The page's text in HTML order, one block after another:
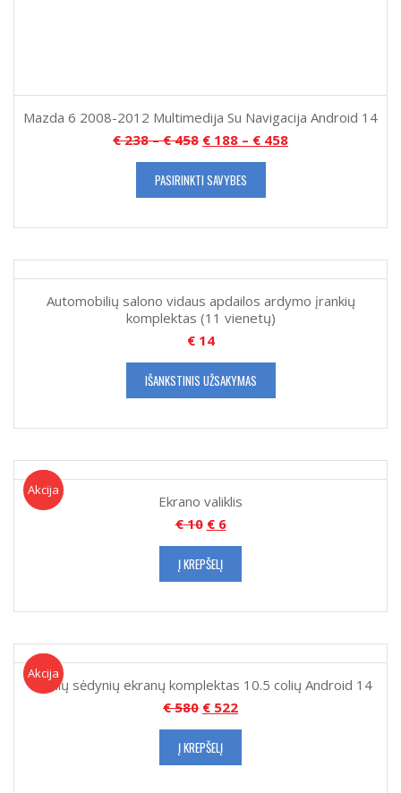
Mazda 6 2008-2012 Multimedija Su Navigacija Android 14
€238–€458 € 188 – € 458
PASIRINKTI SAVYBES
Automobilių salono vidaus apdailos ardymo įrankių
komplektas (11 vienetų)
€14
IŠANKSTINIS UŽSAKYMAS
Akcija
Akcija!
Ekrano valiklis
€10 €6
Į KREPŠELĮ
Akcija
Akcija!
Galinių sėdynių ekranų komplektas 10.5 colių Android 14
€580 € 522
Į KREPŠELĮ